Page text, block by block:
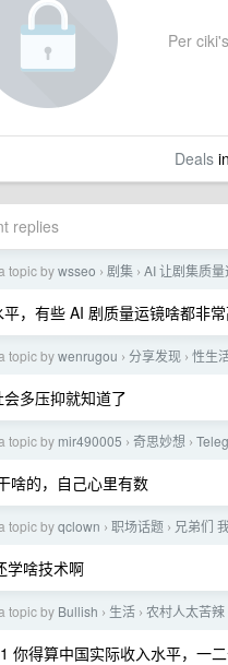
Per
Deals
replies
topic bywsseo › 剧集 › AI 让剧集质量
，有些 AI 剧质量运镜啥都非常
topic bywenrugou › 分享发现 › 性生
多压抑就知道了
topic by mir490005 › 奇思妙想 ›
啥的，自己心里有数
topic byqclown › 职场话题 › 兄弟们
学啥技术啊
topic by Bullish › 生活 › 农村人太苦辣
你得算中国实际收入水平，一